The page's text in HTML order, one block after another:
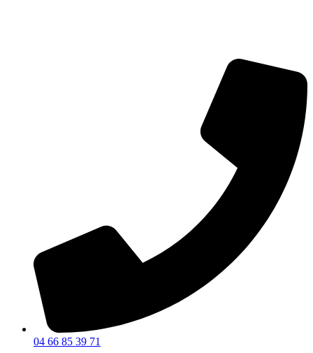
04 66 85 39 71